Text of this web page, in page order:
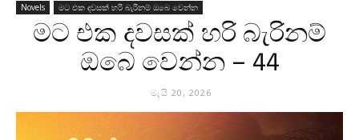
Novels මට එක දවසක් හරි බැරිනම් ඔබෙ වෙන්න
මට එක දවසක් හරි බැරිනම්
ඔබෙ වෙන්න – 44
මැයි 20, 2026